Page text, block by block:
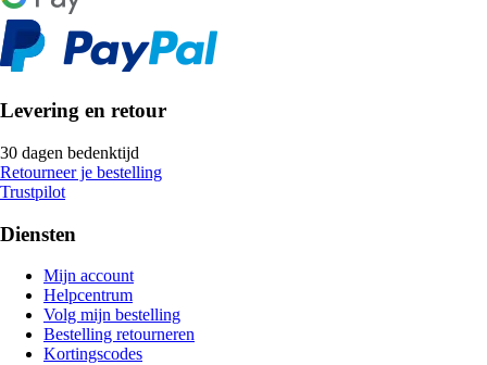
Levering en retour
30 dagen bedenktijd
Retourneer je bestelling
Trustpilot
Diensten
Mijn account
Helpcentrum
Volg mijn bestelling
Bestelling retourneren
Kortingscodes